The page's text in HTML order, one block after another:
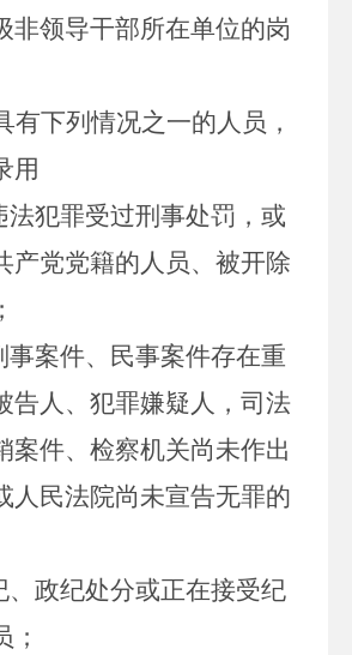
非领导干部所在单位的岗
有下列情况之一的人员，
用
法犯罪受过刑事处罚，或
产党党籍的人员、被开除
事案件、民事案件存在重
告人、犯罪嫌疑人，司法
案件、检察机关尚未作出
人民法院尚未宣告无罪的
、政纪处分或正在接受纪